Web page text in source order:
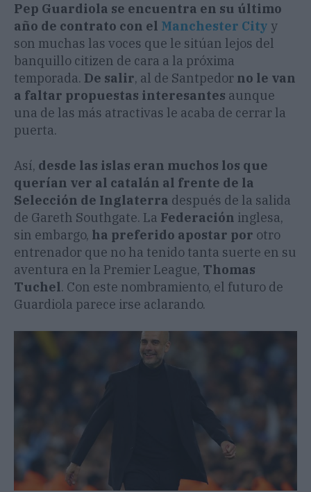
Pep Guardiola se encuentra en su último
año de contrato con el Manchester City y
son muchas las voces que le sitúan lejos del
banquillo citizen de cara a la próxima
temporada. De salir, al de Santpedor no le van
a faltar propuestas interesantes aunque
una de las más atractivas le acaba de cerrar la
puerta.
Así, desde las islas eran muchos los que
querían ver al catalán al frente de la
Selección de Inglaterra después de la salida
de Gareth Southgate. La Federación inglesa,
sin embargo, ha preferido apostar por otro
entrenador que no ha tenido tanta suerte en su
aventura en la Premier League, Thomas
Tuchel. Con este nombramiento, el futuro de
Guardiola parece irse aclarando.